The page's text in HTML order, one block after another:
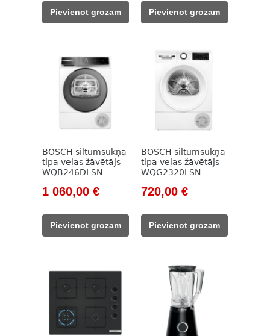
was:
510,00 €.
390,00 €.
Pievienot grozam
was:
609,00 €.
465,00 €.
Pievienot grozam
BOSCH siltumsūkņa
tipa veļas žāvētājs
WQB246DLSN
Original
was:
1
1 060,00 €Current
Pievienot grozam
BOSCH siltumsūkņa
tipa veļas žāvētājs
WQG2320LSN
Original
was:
944,00 €.
720,00 €Current
720,00 €.
Pievienot grozam